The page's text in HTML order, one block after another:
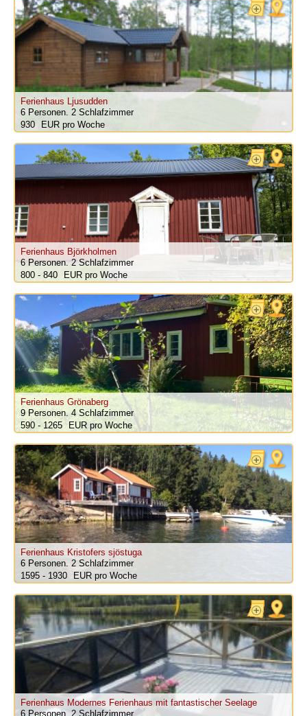
Ferienhaus Ljusudden
6 Personen. 2 Schlafzimmer
930
pro Woche
Ferienhaus Björkholmen
6 Personen.2 Schlafzimmer
800 - 840
pro Woche
Ferienhaus Grönaberg
9 Personen. 4 Schlafzimmer
590 - 1265
pro Woche
Ferienhaus Kristofers sjöstuga
6 Personen. 2 Schlafzimmer
1595 - 1930
pro Woche
Ferienhaus Modernes Ferienhaus mit fantastischer Seelage
6 Personen. 2 Schlafzimmer